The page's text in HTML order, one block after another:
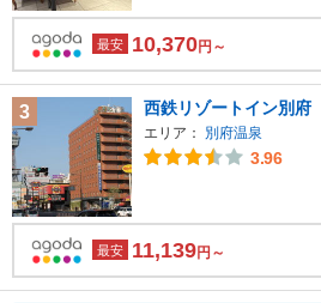
最安 10,370円～
3 西鉄リゾートイン別府
エリア： 別府温泉
3.96
最安 11,139円～